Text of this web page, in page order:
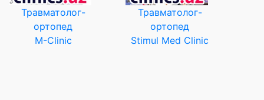
Травматолог-
ортопед
M-Clinic
Травматолог-
ортопед
Stimul Med Clinic